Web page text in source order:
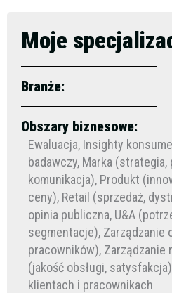
Moje
Branże:
Obszary biznesowe:
Ewaluacja, Insighty
badawczy, Marka
komunikacja), Produkt
ceny), Retail (sprzedaż,
opinia publiczna, U&A
segmentacje), Zarządzanie
pracowników), Zarządzanie
(jakość obsługi,
klientach i pracownikach